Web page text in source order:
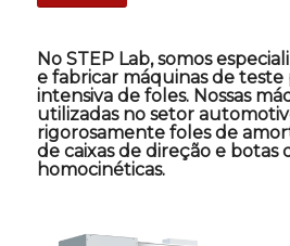
No STEP Lab, somos
e fabricar máquinas de teste
intensiva de foles. Nossas
utilizadas no setor
rigorosamente foles de
de caixas de direção e botas
homocinéticas.